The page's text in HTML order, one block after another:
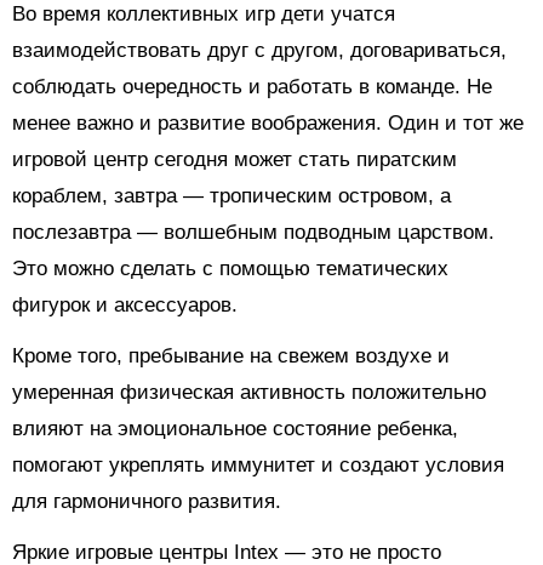
Во время коллективных игр дети учатся
взаимодействовать друг с другом, договариваться,
соблюдать очередность и работать в команде. Не
менее важно и развитие воображения. Один и тот же
игровой центр сегодня может стать пиратским
кораблем, завтра — тропическим островом, а
послезавтра — волшебным подводным царством.
Это можно сделать с помощью тематических
фигурок и аксессуаров.
Кроме того, пребывание на свежем воздухе и
умеренная физическая активность положительно
влияют на эмоциональное состояние ребенка,
помогают укреплять иммунитет и создают условия
для гармоничного развития.
Яркие игровые центры Intex — это не просто